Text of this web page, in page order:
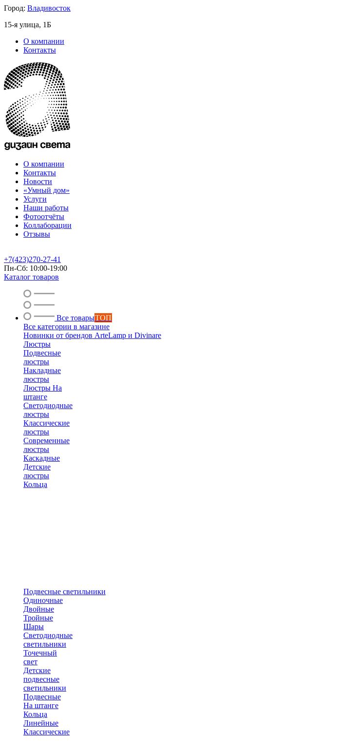
Город: Владивосток
15-я улица, 1Б
О компании
Контакты
О компании
Контакты
Новости
«Умный дом»
Услуги
Наши работы
Фотоотчёты
Коллаборации
Отзывы
+7(423)270-27-41
Пн-Сб: 10:00-19:00
Каталог товаров
Все товарыТОП
Все категории в магазине
Новинки от брендов ArteLamp и Divinare
Люстры
Подвесные
люстры
Накладные
люстры
Люстры На
штанге
Светодиодные
люстры
Классические
люстры
Современные
люстры
Каскадные
Детские
люстры
Кольца
Подвесные светильники
Одиночные
Двойные
Тройные
Шары
Светодиодные
светильники
Точечный
свет
Детские
подвесные
светильники
Подвесные
На штанге
Кольца
Линейные
Классические